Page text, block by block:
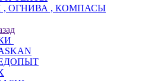
, ОГНИВА , КОМПАСЫ